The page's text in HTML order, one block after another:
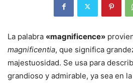
La palabra «magnificence»
magnificentia, que significa
majestuosidad. Se usa para
grandioso y admirable, ya sea en